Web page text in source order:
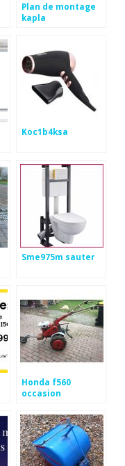
Plan de montage
kapla
Koc1b4ksa
Sme975m sauter
Honda f560
occasion